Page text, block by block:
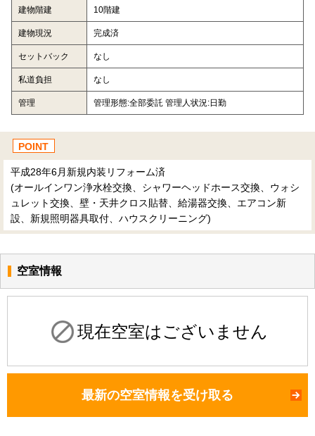
建物階建 10階建
建物現況 完成済
セットバック なし
私道負担 なし
管理 管理形態:全部委託 管理人状況:日勤
POINT
平成28年6月新規内装リフォーム済
(オールインワン浄水栓交換、シャワーヘッドホース交換、ウォシ
ュレット交換、壁・天井クロス貼替、給湯器交換、エアコン新
設、新規照明器具取付、ハウスクリーニング)
空室情報
現在空室はございません
最新の空室情報を受け取る